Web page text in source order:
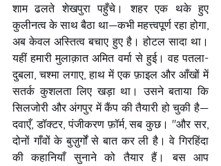
शाम ढलते शेखपुरा पहुँचे। शहर एक थके हुए
कुलीनत्व के साथ बैठा था—कभी महत्त्वपूर्ण रहा होगा,
अब केवल अस्तित्व बचाए हुए है। होटल सादा था।
यहीं हमारी मुलाक़ात अमित वर्मा से हुई। वह पतला-
दुबला, चश्मा लगाए, हाथ में एक फ़ाइल और आँखों में
सतर्क कुशलता लिए खड़ा था। उसने बताया कि
सिलजोरी और अंगपुर में कैंप की तैयारी हो चुकी है—
दवाएँ, डॉक्टर, पंजीकरण फ़ॉर्म, सब कुछ। "और सर,
दोनों गाँवों के बुज़ुर्गों से बात कर ली है। वे गिरहिंदा
की कहानियाँ सुनाने को तैयार हैं। बस आप